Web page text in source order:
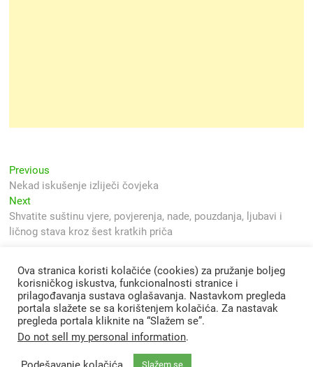
Navigacija
objava
Previous
post:
Nekad iskušenje izliječi čovjeka
NextNext
post:
Shvatite suštinu vjere, povjerenja, nade, pouzdanja, ljubavi i
ličnog stava kroz šest kratkih priča
Ova stranica koristi kolačiće (cookies) za pružanje boljeg
korisničkog iskustva, funkcionalnosti stranice i
prilagođavanja sustava oglašavanja. Nastavkom pregleda
portala slažete se sa korištenjem kolačića. Za nastavak
pregleda portala kliknite na “Slažem se”.
Do not sell my personal information.
Slažem se